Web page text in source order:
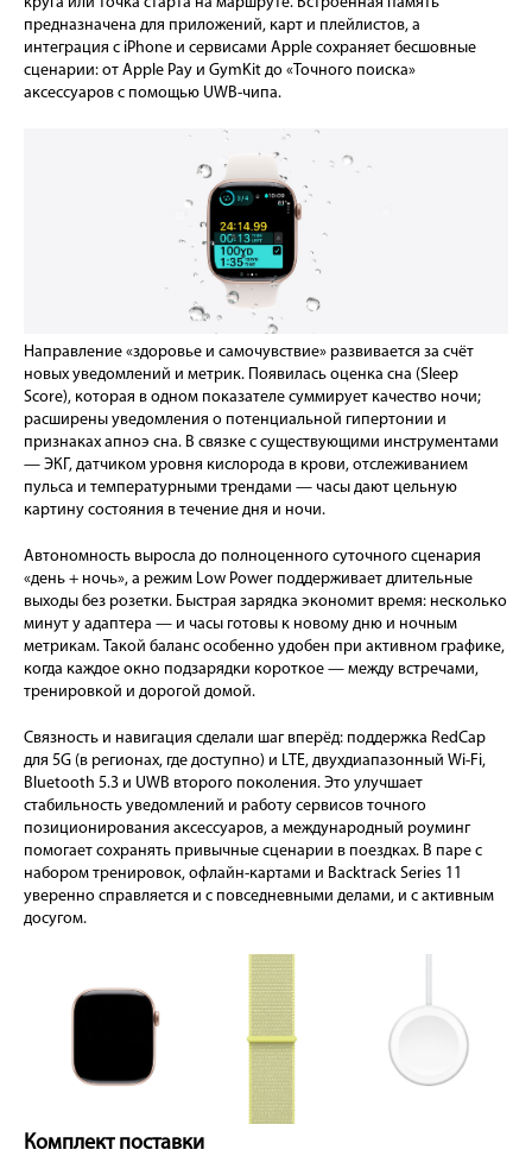
предназначена для приложений, карт и плейлистов, а
интеграция с iPhone и сервисами Apple сохраняет бесшовные
сценарии: от Apple Pay и GymKit до «Точного поиска»
аксессуаров с помощью UWB-чипа.
Направление «здоровье и самочувствие» развивается за счёт
новых уведомлений и метрик. Появилась оценка сна (Sleep
Score), которая в одном показателе суммирует качество ночи;
расширены уведомления о потенциальной гипертонии и
признаках апноэ сна. В связке с существующими инструментами
— ЭКГ, датчиком уровня кислорода в крови, отслеживанием
пульса и температурными трендами — часы дают цельную
картину состояния в течение дня и ночи.
Автономность выросла до полноценного суточного сценария
«день + ночь», а режим Low Power поддерживает длительные
выходы без розетки. Быстрая зарядка экономит время: несколько
минут у адаптера — и часы готовы к новому дню и ночным
метрикам. Такой баланс особенно удобен при активном графике,
когда каждое окно подзарядки короткое — между встречами,
тренировкой и дорогой домой.
Связность и навигация сделали шаг вперёд: поддержка RedCap
для 5G (в регионах, где доступно) и LTE, двухдиапазонный Wi-Fi,
Bluetooth 5.3 и UWB второго поколения. Это улучшает
стабильность уведомлений и работу сервисов точного
позиционирования аксессуаров, а международный роуминг
помогает сохранять привычные сценарии в поездках. В паре с
набором тренировок, офлайн-картами и Backtrack Series 11
уверенно справляется и с повседневными делами, и с активным
досугом.
Комплект поставки